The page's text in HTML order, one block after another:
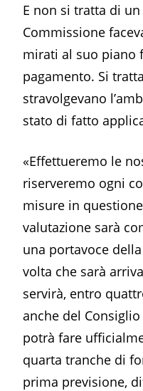
E non si tratta di
Commissione
mirati al suo piano
pagamento. Si
stravolgevano
stato di fatto
«Effettueremo le
riserveremo ogni
misure in
valutazione sarà
una portavoce
volta che sarà
servirà, entro
anche del
potrà fare
quarta tranche di
prima previsione,